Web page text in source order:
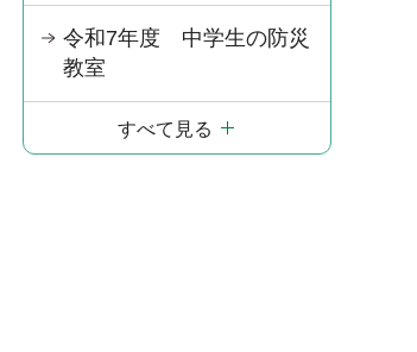
令和7年度 中学生の防災
教室
すべて見る